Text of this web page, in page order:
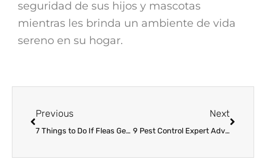
seguridad de sus hijos y mascotas
mientras les brinda un ambiente de vida
sereno en su hogar.
Previous
7 Things to Do If Fleas Get Into Your Home
Next
9 Pest Control Expert Advice During the COVID-19 Pandemic